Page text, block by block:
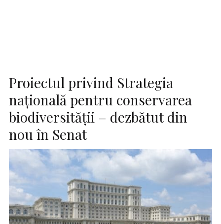
Proiectul privind Strategia
naţională pentru conservarea
biodiversităţii – dezbătut din
nou în Senat